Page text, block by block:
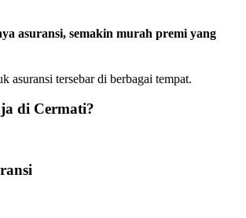
asuransi, semakin murah premi yang
asuransi tersebar di berbagai tempat.
di Cermati?